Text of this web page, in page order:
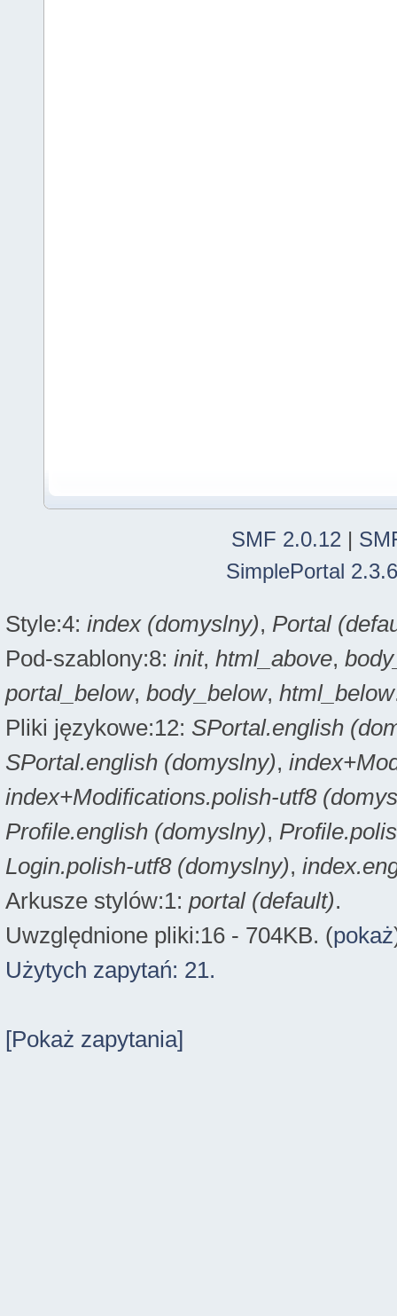
SMF 2.0.12 |
SimplePortal
Style:4: index (domyslny), Portal
Pod-szablony:8: init, html_above,
portal_below, body_below, html_below
Pliki językowe:12: SPortal.english
SPortal.english (domyslny),
index+Modifications.polish-utf8
Profile.english (domyslny),
Login.polish-utf8 (domyslny),
Arkusze stylów:1: portal (default).
Uwzględnione pliki:16 - 704KB. (pokaż
Użytych zapytań: 21.
[Pokaż zapytania]